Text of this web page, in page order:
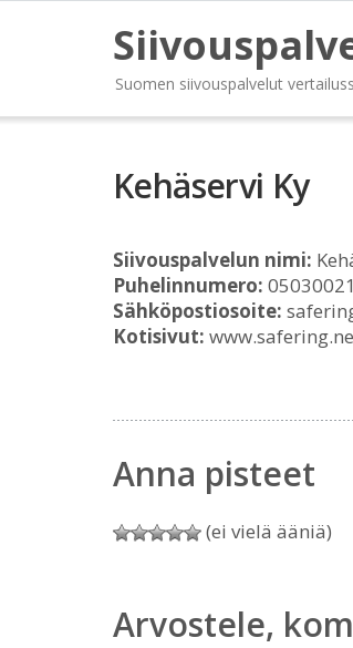
Suomen siivouspalvelut
Kehäservi Ky
Siivouspalvelun nimi:
Puhelinnumero:
Sähköpostiosoite:
Kotisivut:
Anna pisteet
(ei vielä ääniä)
Arvostele,